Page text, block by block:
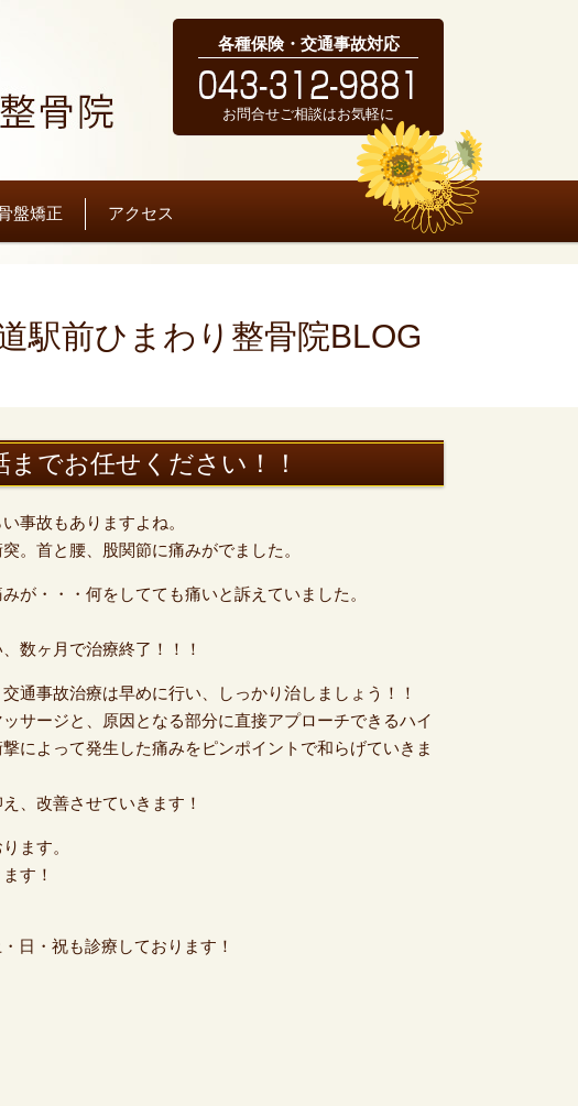
各種保険・交通事故対応
お問合せご相談はお気軽に
盤矯正 アクセス
駅前ひまわり整骨院BLOG
でお任せください！！
事故もありますよね。
。首と腰、股関節に痛みがでました。
が・・・何をしてても痛いと訴えていました。
数ヶ月で治療終了！！！
通事故治療は早めに行い、しっかり治しましょう！！
サージと、原因となる部分に直接アプローチできるハイ
によって発生した痛みをピンポイントで和らげていきま
、改善させていきます！
ます。
す！
日・祝も診療しております！